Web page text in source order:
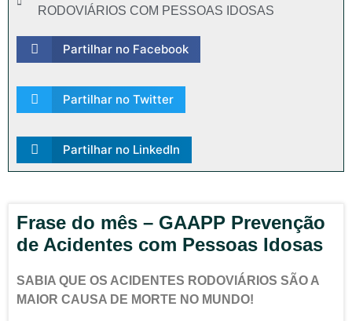
RODOVIÁRIOS COM PESSOAS IDOSAS
Partilhar no Facebook
Partilhar no Twitter
Partilhar no LinkedIn
Frase do mês – GAAPP Prevenção
de Acidentes com Pessoas Idosas
SABIA QUE OS ACIDENTES RODOVIÁRIOS SÃO A
MAIOR CAUSA DE MORTE NO MUNDO!